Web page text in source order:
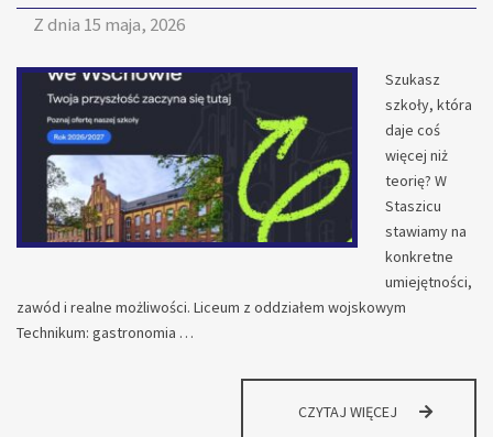
Z dnia 15 maja, 2026
Szukasz
szkoły, która
daje coś
więcej niż
teorię? W
Staszicu
stawiamy na
konkretne
umiejętności,
zawód i realne możliwości. Liceum z oddziałem wojskowym
Technikum: gastronomia …
CZYTAJ WIĘCEJ TWOJA